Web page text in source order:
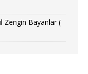
Zengin Bayanlar (